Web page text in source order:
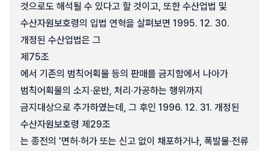
것으로도 해석될 수 있다고 할 것이고, 또한 수산업법 및
수산자원보호령의 입법 연혁을 살펴보면 1995. 12. 30.
개정된 수산업법은 그
제75조
에서 기존의 범칙어획물 등의 판매를 금지함에서 나아가
범칙어획물의 소지·운반, 처리·가공하는 행위까지
금지대상으로 추가하였는데, 그 후인 1996. 12. 31. 개정된
수산자원보호령 제29조
는 종전의 '면허·허가 또는 신고 없이 채포하거나, 폭발물·전류